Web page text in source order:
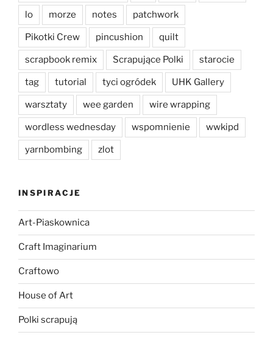
lo morze notes patchwork
Pikotki Crew pincushion quilt
scrapbook remix Scrapujące Polki starocie
tag tutorial tyci ogródek UHK Gallery
warsztaty wee garden wire wrapping
wordless wednesday wspomnienie wwkipd
yarnbombing zlot
INSPIRACJE
Art-Piaskownica
Craft Imaginarium
Craftowo
House of Art
Polki scrapują